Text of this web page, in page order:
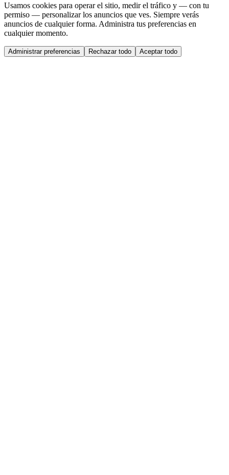
Usamos cookies para operar el sitio, medir el tráfico y — con tu
permiso — personalizar los anuncios que ves. Siempre verás
anuncios de cualquier forma. Administra tus preferencias en
cualquier momento.
Administrar preferencias Rechazar todo Aceptar todo